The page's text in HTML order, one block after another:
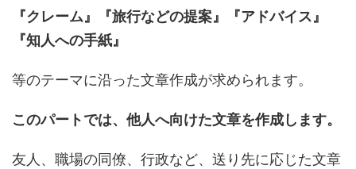
『クレーム』『旅行などの提案』『アドバイス』
『知人への手紙』
等のテーマに沿った文章作成が求められます。
このパートでは、他人へ向けた文章を作成します。
友人、職場の同僚、行政など、送り先に応じた文章